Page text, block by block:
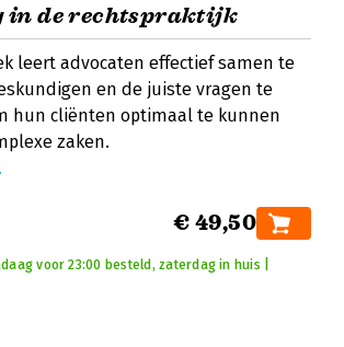
in de rechtspraktijk
leert advocaten effectief samen te
en de juiste vragen te
hun cliënten optimaal te kunnen
zaken.
€ 49,50
voor 23:00 besteld, zaterdag in huis |